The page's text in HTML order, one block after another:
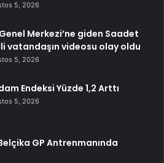
5, 2026
Merkezi’ne giden Saadet
vatandaşın videosu olay oldu
5, 2026
Endeksi Yüzde 1,2 Arttı
5, 2026
GP Antrenmanında